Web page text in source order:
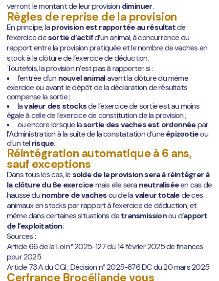
verront le montant de leur provision diminuer.
Règles de reprise de la provision
En principe, laprovision est rapportée au résultatde
l’exercice desortie d’actifd’un animal, à concurrence du
rapport entre la provision pratiquée et le nombre de vaches en
stock à la clôture de l’exercice de déduction.
Toutefois, la provision n’est pas à rapporter si :
l’entrée d’un nouvel animalavant la clôture du même
exercice ou avant le dépôt de la déclaration de résultats
compense la sortie ;
lavaleur des stocksde l’exercice de sortie est au moins
égale à celle de l’exercice de constitution de la provision ;
ou encore lorsque lasortie des vaches est ordonnéepar
l’Administration à la suite de la constatation d’uneépizootieou
d’un tel risque.
Réintégration automatique à 6 ans,
sauf exceptions
Dans tous les cas, lesolde de la provision sera à réintégrer à
la clôture du 6e exercicemais elle sera neutraliséeen cas de
hausse dunombre de vachesou de lavaleur totalede ces
animaux en stocks par rapport à l’exercice de déduction, et
même dans certaines situations detransmissionou d’apport
de l’exploitation.
Sources :
Article 66 de la Loi n° 2025-127 du 14 février 2025 de finances
pour 2025
Article 73 A du CGI ; Décision n° 2025-876 DC du 20 mars 2025
Cerfrance Brocéliande vous